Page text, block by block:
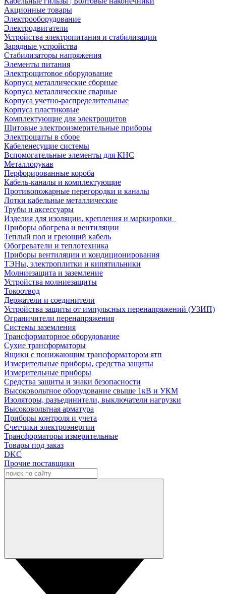
Акционные товары
Электрооборудование
Электродвигатели
Устройства электропитания и стабилизации
Зарядные устройства
Стабилизаторы напряжения
Элементы питания
Электрощитовое оборудование
Корпуса металлические сборные
Корпуса металлические сварные
Корпуса учетно-распределительные
Корпуса пластиковые
Комплектующие для электрощитов
Щитовые электроизмерительные приборы
Электрощиты в сборе
Кабеленесущие системы
Вспомогательные элементы для КНС
Металлорукав
Перфорированные короба
Кабель-каналы и комплектующие
Противопожарные перегородки и каналы
Лотки кабельные металлические
Трубы и аксессуары
Изделия для изоляции, крепления и маркировки
Приборы обогрева и вентиляции
Теплый пол и греющий кабель
Обогреватели и теплотехника
Приборы вентиляции и кондиционирования
ТЭНы, электроплитки и кипятильники
Молниезащита и заземление
Устройства молниезащиты
Токоотвод
Держатели и соединители
Устройства защиты от импульсных перенапряжений (УЗИП)
Ограничители перенапряжения
Системы заземления
Трансформаторное оборудование
Сухие трансформаторы
Ящики с понижающим трансформатором ятп
Измерительные приборы, средства защиты
Измерительные приборы
Средства защиты и знаки безопасности
Высоковольтное оборудование свыше 1кВ и УКМ
Изоляторы, разъединители, выключатели нагрузки
Высоковольтная арматура
Приборы контроля и учета
Счетчики электроэнергии
Трансформаторы измерительные
Товары под заказ
DKC
Прочие поставщики